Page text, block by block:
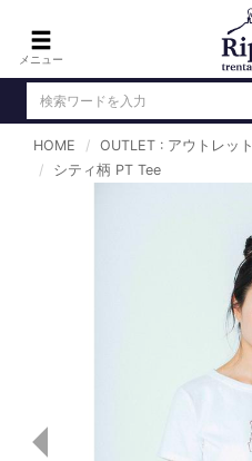
メニュー
ログイン （新規会員登録
T-SHIRT : Tシャツ
HOME OUTLET : アウトレット
シティ柄 PT Tee